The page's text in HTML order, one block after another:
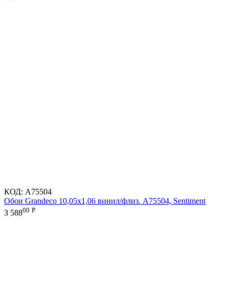
КОД: A75504
Обои Grandeco 10,05х1,06 винил/флиз. A75504, Sentiment
3 58800 Р